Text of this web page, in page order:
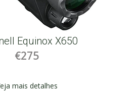
Equinox X650
€275
mais detalhes